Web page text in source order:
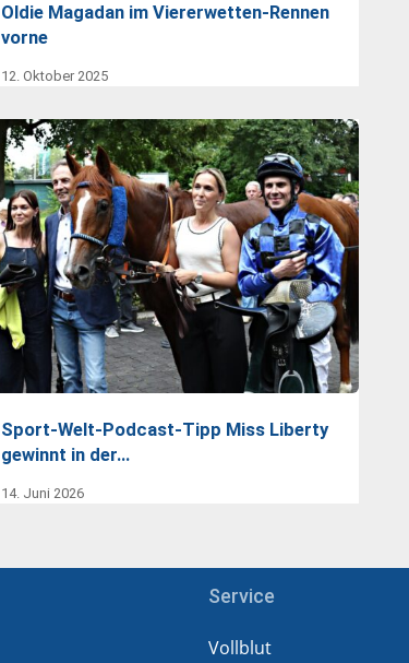
Oldie Magadan im Viererwetten-Rennen
vorne
12. Oktober 2025
Sport-Welt-Podcast-Tipp Miss Liberty
gewinnt in der…
14. Juni 2026
Service
Vollblut